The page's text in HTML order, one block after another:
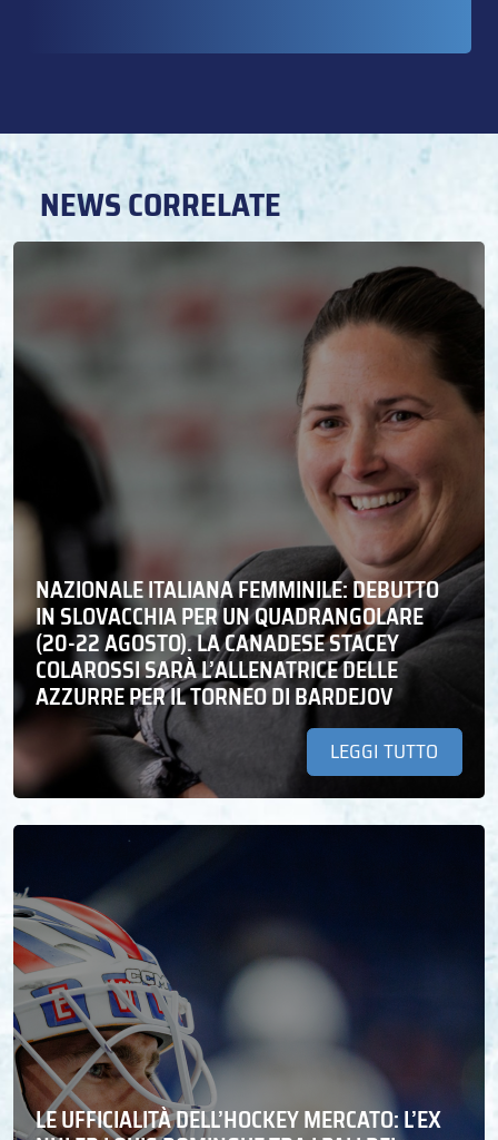
NEWS CORRELATE
NAZIONALE ITALIANA FEMMINILE: DEBUTTO
IN SLOVACCHIA PER UN QUADRANGOLARE
(20-22 AGOSTO). LA CANADESE STACEY
COLAROSSI SARÀ L’ALLENATRICE DELLE
AZZURRE PER IL TORNEO DI BARDEJOV
LEGGI TUTTO
LE UFFICIALITÀ DELL’HOCKEY MERCATO: L’EX